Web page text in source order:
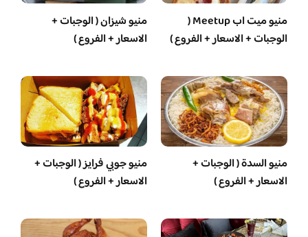
منيو ميت اب Meetup (
الوجبات + الاسعار + الفروع )
منيو شيزان ( الوجبات +
الاسعار + الفروع )
منيو السدة ( الوجبات +
الاسعار + الفروع )
منيو جوبي فرايز ( الوجبات +
الاسعار + الفروع )